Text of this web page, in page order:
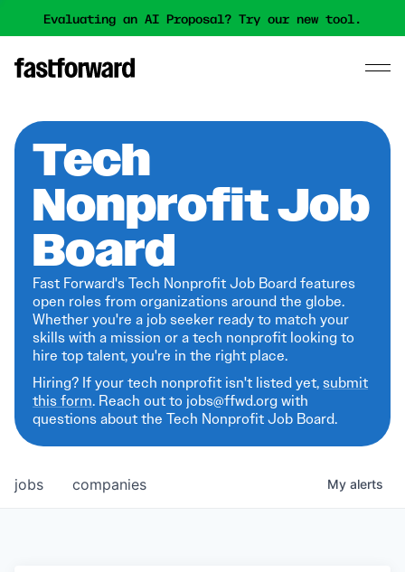
Evaluating an AI Proposal? Try our new tool.
Tech
Nonprofit Job
Board
Fast Forward's Tech Nonprofit Job Board features
open roles from organizations around the globe.
Whether you're a job seeker ready to match your
skills with a mission or a tech nonprofit looking to
hire top talent, you're in the right place.
Hiring? If your tech nonprofit isn't listed yet,submit
this form. Reach out to jobs@ffwd.org with
questions about the Tech Nonprofit Job Board.
jobs companies My alerts